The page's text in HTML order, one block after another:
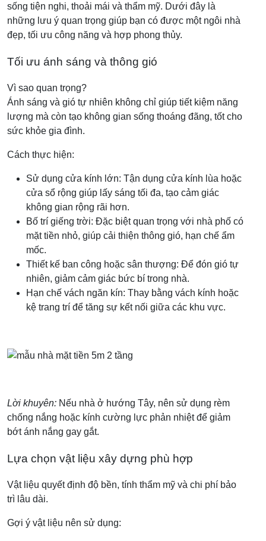
sống tiện nghi, thoải mái và thẩm mỹ. Dưới đây là
những lưu ý quan trọng giúp bạn có được một ngôi nhà
đẹp, tối ưu công năng và hợp phong thủy.
Tối ưu ánh sáng và thông gió
Vì sao quan trọng?
Ánh sáng và gió tự nhiên không chỉ giúp tiết kiệm năng
lượng mà còn tạo không gian sống thoáng đãng, tốt cho
sức khỏe gia đình.
Cách thực hiện:
Sử dụng cửa kính lớn: Tận dụng cửa kính lùa hoặc
cửa sổ rộng giúp lấy sáng tối đa, tạo cảm giác
không gian rộng rãi hơn.
Bố trí giếng trời: Đặc biệt quan trọng với nhà phố có
mặt tiền nhỏ, giúp cải thiện thông gió, hạn chế ẩm
mốc.
Thiết kế ban công hoặc sân thượng: Để đón gió tự
nhiên, giảm cảm giác bức bí trong nhà.
Hạn chế vách ngăn kín: Thay bằng vách kính hoặc
kệ trang trí để tăng sự kết nối giữa các khu vực.
Lời khuyên: Nếu nhà ở hướng Tây, nên sử dụng rèm
chống nắng hoặc kính cường lực phản nhiệt để giảm
bớt ánh nắng gay gắt.
Lựa chọn vật liệu xây dựng phù hợp
Vật liệu quyết định độ bền, tính thẩm mỹ và chi phí bảo
trì lâu dài.
Gợi ý vật liệu nên sử dụng: